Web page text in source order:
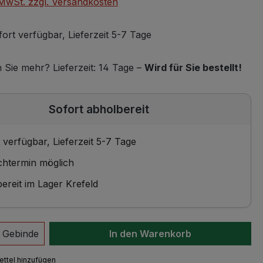
verfügbar, Lieferzeit 5-7 Tage
Sie mehr? Lieferzeit: 14 Tage – Wird für Sie bestellt!
Sofort abholbereit
Lieferzeit 5-7 Tage
möglich
im Lager Krefeld
Anzahl: Gib den gewünschten Wert
Gebinde In den Warenkorb
hinzufügen